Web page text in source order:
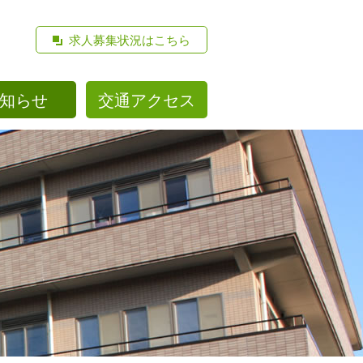
らせ 交通アクセス
求人募集状況はこちら